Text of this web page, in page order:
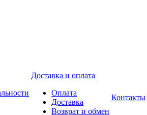
Доставка и оплата
Оплата
Доставка
Возврат и обмен
Контакты